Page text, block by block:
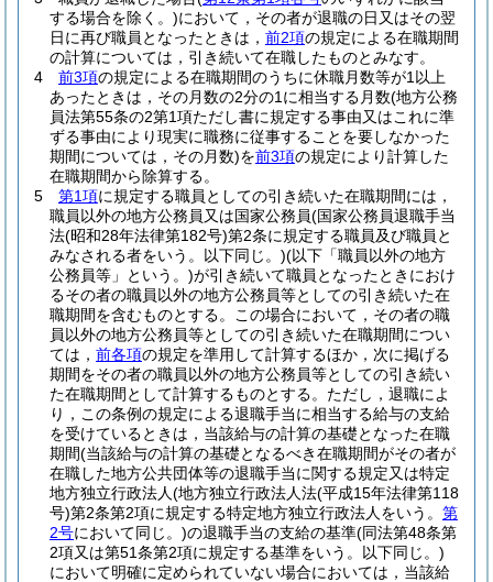
する場合を除く。)において，その者が退職の日又はその翌
日に再び職員となったときは， 前2項の規定による在職期間
の計算については，引き続いて在職したものとみなす。
4
前3項の規定による在職期間のうちに休職月数等が1以上
あったときは，その月数の2分の1に相当する月数(地方公務
員法第55条の2第1項ただし書に規定する事由又はこれに準
ずる事由により現実に職務に従事することを要しなかった
期間については，その月数)を前3項の規定により計算した
在職期間から除算する。
5
第1項に規定する職員としての引き続いた在職期間には，
職員以外の地方公務員又は国家公務員(国家公務員退職手当
法(昭和28年法律第182号)第2条に規定する職員及び職員と
みなされる者をいう。以下同じ。)(以下「職員以外の地方
公務員等」という。)が引き続いて職員となったときにおけ
るその者の職員以外の地方公務員等としての引き続いた在
職期間を含むものとする。
この場合において，その者の職
員以外の地方公務員等としての引き続いた在職期間につい
ては， 前各項の規定を準用して計算するほか，次に掲げる
期間をその者の職員以外の地方公務員等としての引き続い
た在職期間として計算するものとする。 ただし，退職によ
り，この条例の規定による退職手当に相当する給与の支給
を受けているときは，当該給与の計算の基礎となった在職
期間(当該給与の計算の基礎となるべき在職期間がその者が
在職した地方公共団体等の退職手当に関する規定又は特定
地方独立行政法人(地方独立行政法人法(平成15年法律第118
号)第2条第2項に規定する特定地方独立行政法人をいう。 第
2号において同じ。)の退職手当の支給の基準(同法第48条第
2項又は第51条第2項に規定する基準をいう。以下同じ。)
において明確に定められていない場合においては，当該給